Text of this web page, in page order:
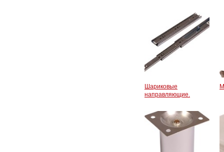
Шариковые
направляющие.